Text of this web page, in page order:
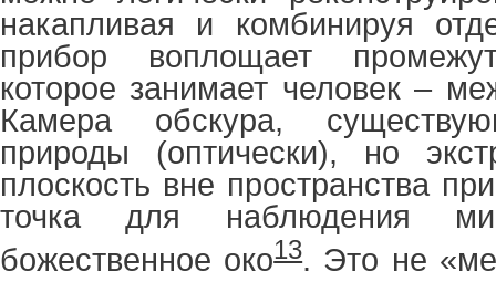
накапливая и комбинируя
прибор воплощает
которое занимает человек –
Камера обскура,
природы (оптически), но
плоскость вне пространства
точка для наблюдения
божественное око13. Это не